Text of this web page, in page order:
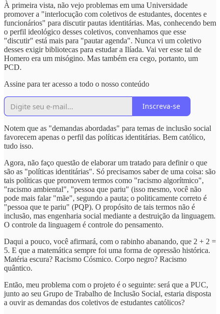
À primeira vista, não vejo problemas em uma Universidade
promover a "interlocução com coletivos de estudantes, docentes e
funcionários" para discutir pautas identitárias. Mas, conhecendo bem
o perfil ideológico desses coletivos, convenhamos que esse
"discutir" está mais para "pautar agenda". Nunca vi um coletivo
desses exigir bibliotecas para estudar a Ilíada. Vai ver esse tal de
Homero era um misógino. Mas também era cego, portanto, um
PCD.
Assine para ter acesso a todo o nosso conteúdo
Inscreva-se
Notem que as "demandas abordadas" para temas de inclusão social
favorecem apenas o perfil das políticas identitárias. Bem católico,
tudo isso.
Agora, não faço questão de elaborar um tratado para definir o que
são as "políticas identitárias". Só precisamos saber de uma coisa: são
tais políticas que promovem termos como "racismo algorítmico",
"racismo ambiental", "pessoa que pariu" (isso mesmo, você não
pode mais falar "mãe", segundo a pauta; o politicamente correto é
"pessoa que te pariu" (PQP). O propósito de tais termos não é
inclusão, mas engenharia social mediante a destruição da linguagem.
O controle da linguagem é controle do pensamento.
Daqui a pouco, você afirmará, com o rabinho abanando, que 2 + 2 =
5. E que a matemática sempre foi uma forma de opressão histórica.
Matéria escura? Racismo Cósmico. Corpo negro? Racismo
quântico.
Então, meu problema com o projeto é o seguinte: será que a PUC,
junto ao seu Grupo de Trabalho de Inclusão Social, estaria disposta
a ouvir as demandas dos coletivos de estudantes católicos?